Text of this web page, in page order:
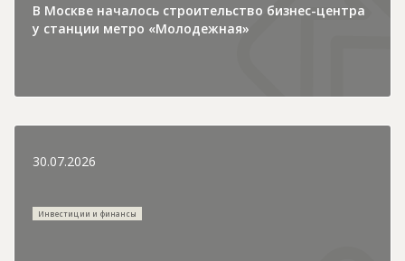
В Москве началось строительство бизнес-центра
у станции метро «Молодежная»
30.07.2026
Инвестиции и финансы